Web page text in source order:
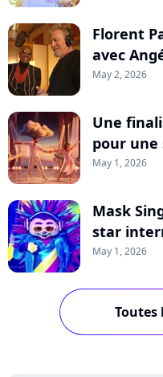
Florent
avec
May 2, 2026
Une
pour une
May 1, 2026
Mask
star
May 1, 2026
Toutes